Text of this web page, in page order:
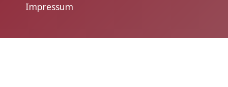
Impressum